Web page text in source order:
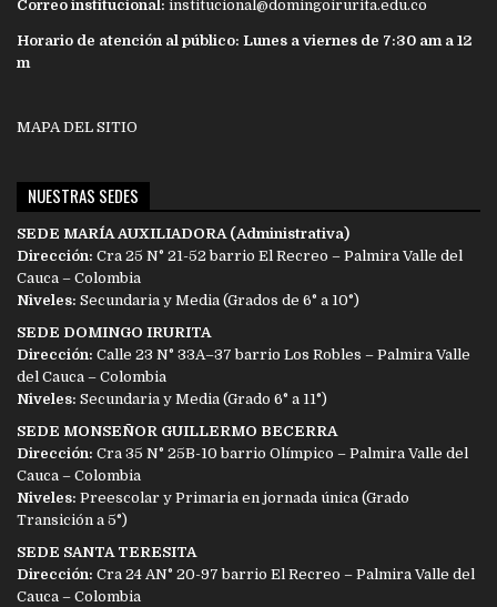
Correo institucional: institucional@domingoirurita.edu.co
Horario de atención al público: Lunes a viernes de 7:30 am a 12
m
MAPA DEL SITIO
NUESTRAS SEDES
SEDE MARÍA AUXILIADORA (Administrativa)
Dirección: Cra 25 N° 21-52 barrio El Recreo – Palmira Valle del
Cauca – Colombia
Niveles: Secundaria y Media (Grados de 6° a 10°)
SEDE DOMINGO IRURITA
Dirección: Calle 23 N° 33A–37 barrio Los Robles – Palmira Valle
del Cauca – Colombia
Niveles: Secundaria y Media (Grado 6° a 11°)
SEDE MONSEÑOR GUILLERMO BECERRA
Dirección: Cra 35 N° 25B-10 barrio Olímpico – Palmira Valle del
Cauca – Colombia
Niveles: Preescolar y Primaria en jornada única (Grado
Transición a 5°)
SEDE SANTA TERESITA
Dirección: Cra 24 AN° 20-97 barrio El Recreo – Palmira Valle del
Cauca – Colombia